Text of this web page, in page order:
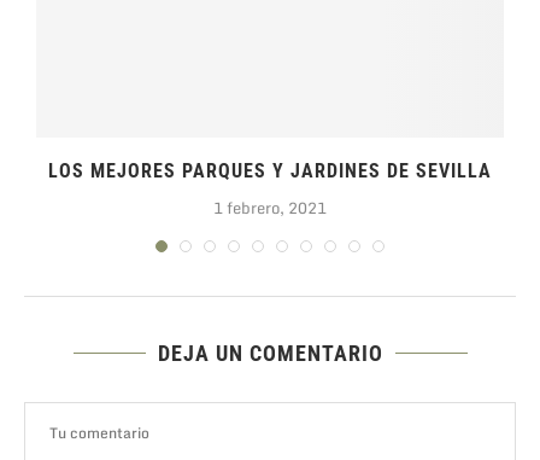
LOS MEJORES PARQUES Y JARDINES DE SEVILLA
1 febrero, 2021
DEJA UN COMENTARIO